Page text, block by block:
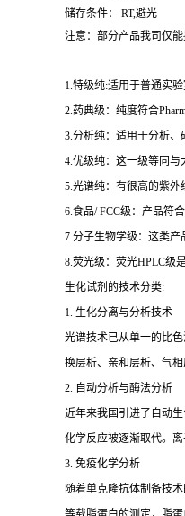
储存条件： RT,避光
注意：部分产品我司仅
1.特级纯:适用于普通实
2.药典级：纯度符合
3.分析纯：适用于分析、
4.优级纯：这一级等同与
5.光谱纯：有很高的紫外
6.食品/ FCC级：产品符
7.分子生物学级：这类产
8.荧光级：荧光HPLC级
生化试剂的技术分类:
1. 生化分离与分析技术
光谱技术已从单一的比
换层析、亲和层析、气
2. 自动分析与酶法分析
近年来我国引进了自动
化学反应被逐渐取代。
3. 免疫化学分析
随着单克隆抗体制备技